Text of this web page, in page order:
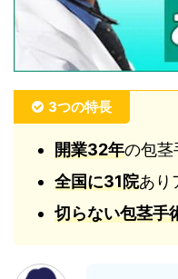
3つの特長
開業32年の包茎
全国に31院あり
切らない包茎手